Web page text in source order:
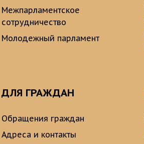
Межпарламентское
сотрудничество
Молодежный парламент
ДЛЯ ГРАЖДАН
Обращения граждан
Адреса и контакты